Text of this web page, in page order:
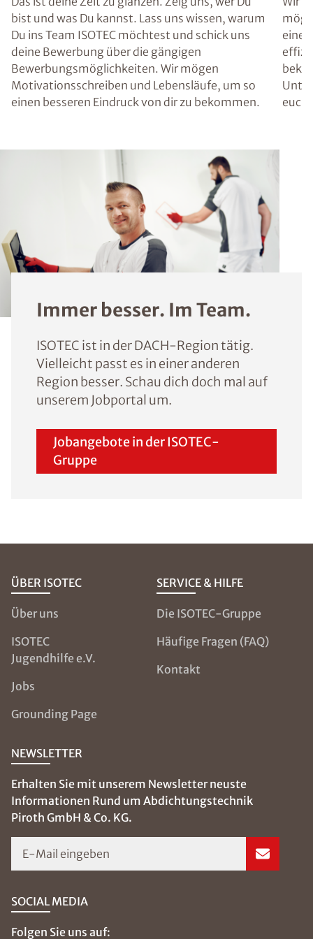
bist und was Du kannst. Lass uns wissen, warum
Du ins Team ISOTEC möchtest und schick uns
deine Bewerbung über die gängigen
Bewerbungsmöglichkeiten. Wir mögen
Motivationsschreiben und Lebensläufe, um so
einen besseren Eindruck von dir zu bekommen.
euch
Immer besser. Im Team.
ISOTEC ist in der DACH-Region tätig.
Vielleicht passt es in einer anderen
Region besser. Schau dich doch mal auf
unserem Jobportal um.
Jobangebote in der ISOTEC-
Gruppe
ÜBER ISOTEC
Über uns
ISOTEC
Jugendhilfe e.V.
Jobs
Grounding Page
SERVICE & HILFE
Die ISOTEC-Gruppe
Häufige Fragen (FAQ)
Kontakt
NEWSLETTER
Erhalten Sie mit unserem Newsletter neuste
Informationen Rund um Abdichtungstechnik
Piroth GmbH & Co. KG.
E-Mail eingeben
SOCIAL MEDIA
Folgen Sie uns auf: